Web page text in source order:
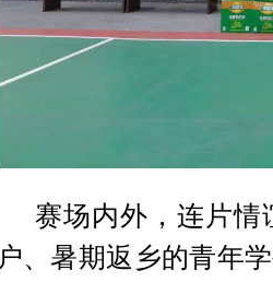
赛场内外，连片情
户、暑期返乡的青年